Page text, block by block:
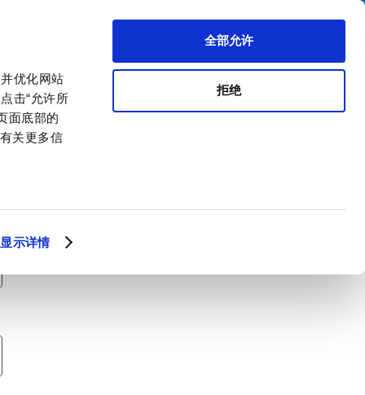
优化网站
击“允许所
面底部的
关更多信
显示详情
全部允许
拒绝
联系我们